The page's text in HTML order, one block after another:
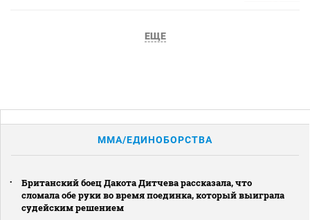
ЕЩЕ
MMA/ЕДИНОБОРСТВА
Британский боец Дакота Дитчева рассказала, что
сломала обе руки во время поединка, который выиграла
судейским решением